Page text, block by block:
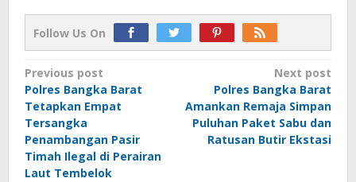
Follow Us On
Post
navigation
Previous post
Polres Bangka Barat
Tetapkan Empat
Tersangka
Penambangan Pasir
Timah Ilegal di Perairan
Laut Tembelok
Next post
Polres Bangka Barat
Amankan Remaja Simpan
Puluhan Paket Sabu dan
Ratusan Butir Ekstasi